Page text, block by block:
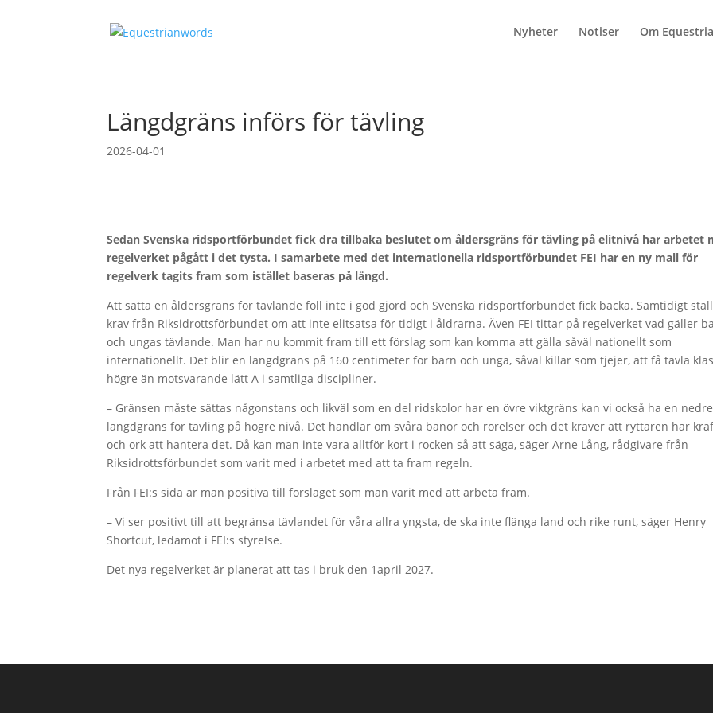
Nyheter Notiser Om
Längdgräns införs för tävling
2026-04-01
Sedan Svenska ridsportförbundet fick dra tillbaka beslutet om åldersgräns för tävling på elitnivå har arbetet
regelverket pågått i det tysta. I samarbete med det internationella ridsportförbundet FEI har en ny mall för
regelverk tagits fram som istället baseras på längd.
Att sätta en åldersgräns för tävlande föll inte i god gjord och Svenska ridsportförbundet fick backa. Samtidigt
krav från Riksidrottsförbundet om att inte elitsatsa för tidigt i åldrarna. Även FEI tittar på regelverket vad gäller
och ungas tävlande. Man har nu kommit fram till ett förslag som kan komma att gälla såväl nationellt som
internationellt. Det blir en längdgräns på 160 centimeter för barn och unga, såväl killar som tjejer, att få tävla
högre än motsvarande lätt A i samtliga discipliner.
– Gränsen måste sättas någonstans och likväl som en del ridskolor har en övre viktgräns kan vi också ha en nedre
längdgräns för tävling på högre nivå. Det handlar om svåra banor och rörelser och det kräver att ryttaren har
och ork att hantera det. Då kan man inte vara alltför kort i rocken så att säga, säger Arne Lång, rådgivare från
Riksidrottsförbundet som varit med i arbetet med att ta fram regeln.
Från FEI:s sida är man positiva till förslaget som man varit med att arbeta fram.
– Vi ser positivt till att begränsa tävlandet för våra allra yngsta, de ska inte flänga land och rike runt, säger Henry
Shortcut, ledamot i FEI:s styrelse.
Det nya regelverket är planerat att tas i bruk den 1april 2027.